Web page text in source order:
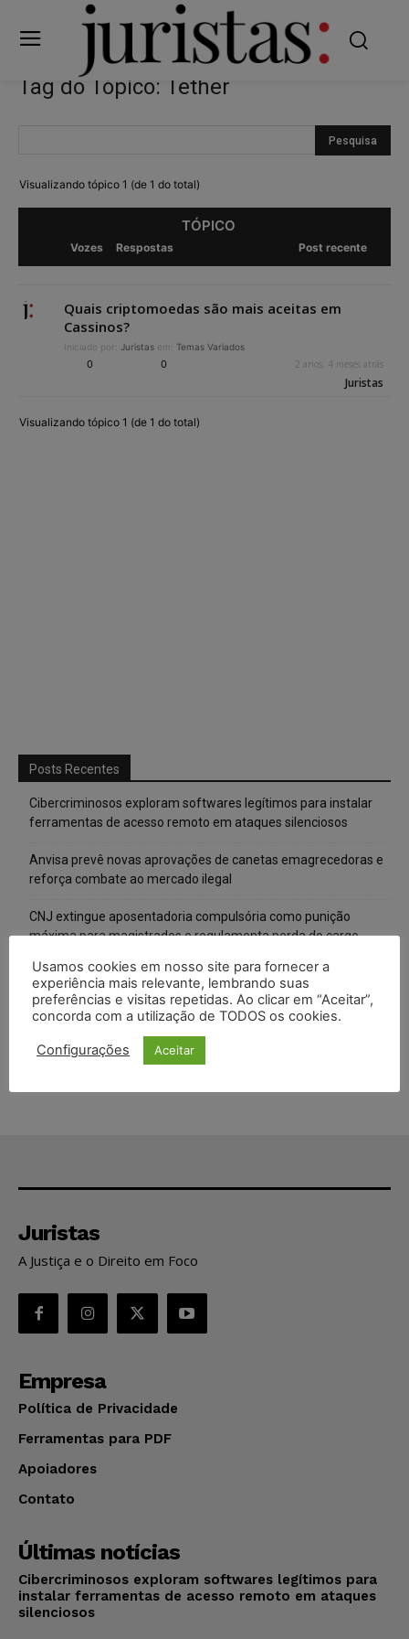
Tag do Tópico: Tether
Visualizando tópico 1 (de 1 do total)
TÓPICO
Vozes Respostas Post recente
Quais criptomoedas são mais aceitas em
Cassinos?
Iniciado por: Juristas em: Temas Variados
0 0 2 anos, 4 meses atrás
Juristas
Visualizando tópico 1 (de 1 do total)
Posts Recentes
Cibercriminosos exploram softwares legítimos para instalar
ferramentas de acesso remoto em ataques silenciosos
Anvisa prevê novas aprovações de canetas emagrecedoras e
reforça combate ao mercado ilegal
CNJ extingue aposentadoria compulsória como punição
máxima para magistrados e regulamenta perda do cargo
Justiça de SP rejeita ação da família de Alexandre de Moraes
contra senador Alessandro Vieira
Gabriela Hardt por dois anos
Juristas
A Justiça e o Direito em Foco
Empresa
Política de Privacidade
Ferramentas para PDF
Apoiadores
Contato
Últimas notícias
Cibercriminosos exploram softwares legítimos para
instalar ferramentas de acesso remoto em ataques
silenciosos
Usamos cookies em nosso site para fornecer a
experiência mais relevante, lembrando suas
preferências e visitas repetidas. Ao clicar em “Aceitar”,
concorda com a utilização de TODOS os cookies.
Configurações Aceitar